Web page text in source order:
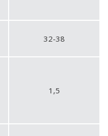
32-38
1,5